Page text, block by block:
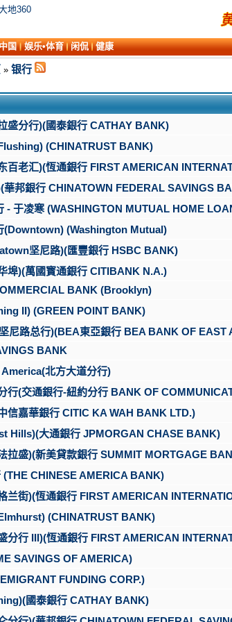
国 娱乐•体育 闲侃 健康
» 银行
盛分行)(國泰銀行 CATHAY BANK)
(CHINATRUST BANK)
百老汇)(恆通銀行 FIRST AMERICAN
華邦銀行 CHINATOWN FEDERAL SAVINGS
- 于凌寒 (WASHINGTON MUTUAL HOME
(Downtown) (Washington Mutual)
坚尼路)(匯豐銀行 HSBC BANK)
埠)(萬國寳通銀行 CITIBANK N.A.)
BANK (Brooklyn)
II) (GREEN POINT BANK)
尼路总行)(BEA東亞銀行 BEA BANK OF EAST
BANK
北方大道分行)
行(交通銀行-紐約分行 BANK OF
信嘉華銀行 CITIC KA WAH BANK LTD.)
Hills)(大通銀行 JPMORGAN CHASE BANK)
拉盛)(新美貸款銀行 SUMMIT MORTGAGE
(THE CHINESE AMERICA BANK)
兰街)(恆通銀行 FIRST AMERICAN
(CHINATRUST BANK)
分行 III)(恆通銀行 FIRST AMERICAN
SAVINGS OF AMERICA)
FUNDING CORP.)
國泰銀行 CATHAY BANK)